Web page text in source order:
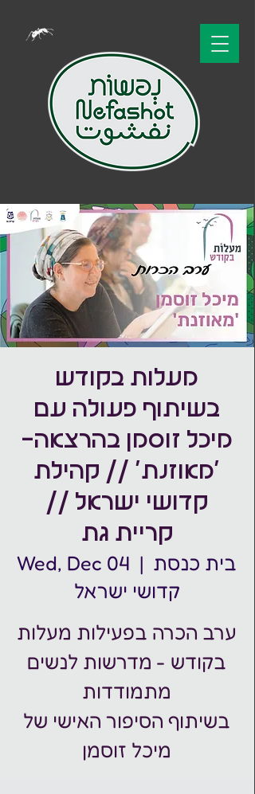
מעלות בקודש
בשיתוף פעולה עם
מיכל זוסמן בהרצאה-
'מאוזנת' // קהילת
קדושי ישראל //
קריית גת
Wed, Dec 04
  |
בית כנסת
קדושי ישראל
ערב הכרה בפעילות מעלות
בקודש - מדרשות לנשים
מתמודדות
בשיתוף הסיפור האישי של
מיכל זוסמן